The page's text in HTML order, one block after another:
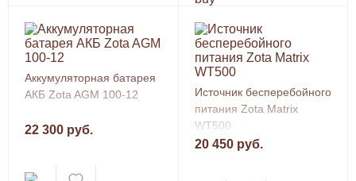
Аккумуляторная батарея
АКБ Zota AGM 100-12
22 300 руб.
Источник бесперебойного
питания Zota Matrix
WT500
20 450 руб.